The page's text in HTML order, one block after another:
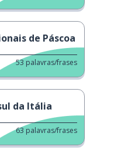
de Páscoa
53 palavras/frases
da Itália
63 palavras/frases